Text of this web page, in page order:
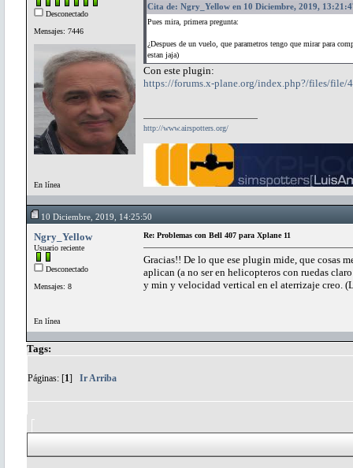
Desconectado
Mensajes: 7446
En línea
Cita de: Ngry_Yellow en 10 Diciembre, 2019,
Pues mira, primera pregunta:
¿Despues de un vuelo, que parametros tengo que mirar para
estan jaja)
Con este plugin:
https://forums.x-plane.org/index.php?/files/file/
http://www.airspotters.org/
10 Diciembre, 2019, 14:25:50
Ngry_Yellow
Usuario reciente
Desconectado
Mensajes: 8
En línea
Re: Problemas con Bell 407 para Xplane 11
Gracias!! De lo que ese plugin mide, que cosas
aplican (a no ser en helicopteros con ruedas
y min y velocidad vertical en el aterrizaje creo.
Tags:
Páginas: [1] Ir Arriba